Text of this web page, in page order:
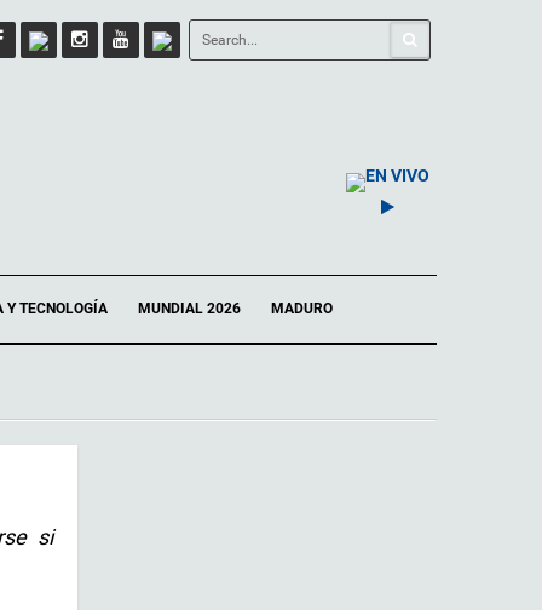
EN VIVO
Y TECNOLOGÍA MUNDIAL 2026 MADURO
si